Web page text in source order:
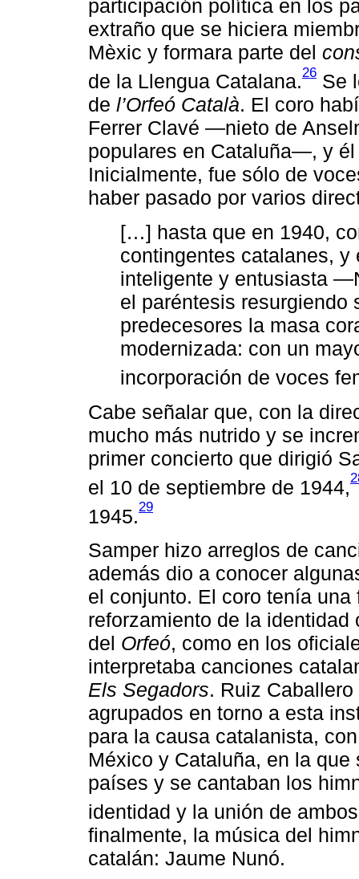
participación política en los
extraño que se hiciera
Mèxic y formara parte del
de la Llengua Catalana.26 Se
de l’Orfeó Català. El coro
Ferrer Clavé ―nieto de
populares en Cataluña―, y
Inicialmente, fue sólo de
haber pasado por varios
[…] hasta que en 1940,
contingentes catalanes,
inteligente y entusiasta
el paréntesis resurgiendo
predecesores la masa
modernizada: con un
incorporación de voces
Cabe señalar que, con la
mucho más nutrido y se
primer concierto que dirigió
el 10 de septiembre de 1944,
1945.29
Samper hizo arreglos de
además dio a conocer
el conjunto. El coro tenía
reforzamiento de la
del Orfeó, como en los
interpretaba canciones
Els Segadors. Ruiz
agrupados en torno a esta
para la causa catalanista,
México y Cataluña, en la
países y se cantaban los
identidad y la unión de
finalmente, la música del
catalán: Jaume Nunó.